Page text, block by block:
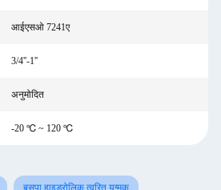
आईएसओ 7241ए
3/4''-1''
अनुमोदित
-20 ℃ ~ 120 ℃
बसपा हाइड्रोलिक त्वरित युग्मक